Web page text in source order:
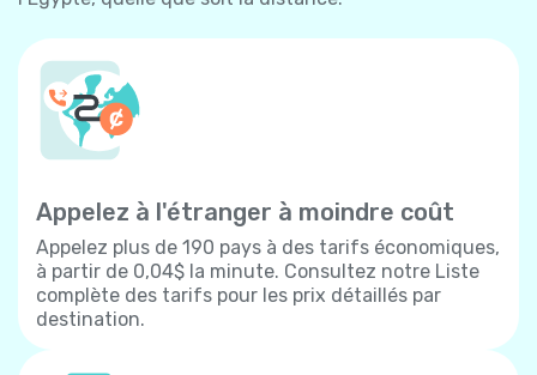
Appelez à l'étranger à moindre coût
Appelez plus de 190 pays à des tarifs économiques,
à partir de 0,04$ la minute. Consultez notre Liste
complète des tarifs pour les prix détaillés par
destination.